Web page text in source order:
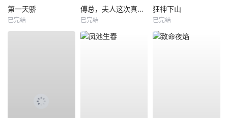
第一天骄
已完结
傅总，夫人这次真的死了
已完结
狂神下山
已完结